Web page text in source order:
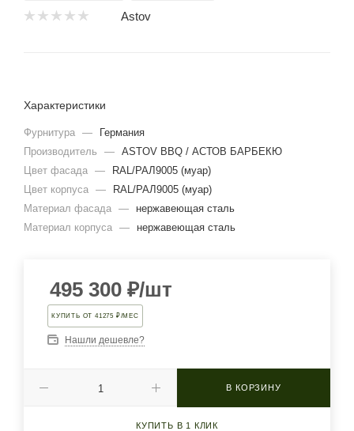
Astov
Характеристики
Фурнитура —
Германия
Производитель
— ASTOV BBQ / АСТОВ БАРБЕКЮ
Цвет фасада —
RAL/РАЛ9005 (муар)
Цвет корпуса —
RAL/РАЛ9005 (муар)
Материал фасада —
нержавеющая сталь
Материал корпуса — нержавеющая сталь
495 300 ₽/шт
КУПИТЬ ОТ 41275 ₽/МЕС
Нашли дешевле?
В КОРЗИНУ
КУПИТЬ В 1 КЛИК